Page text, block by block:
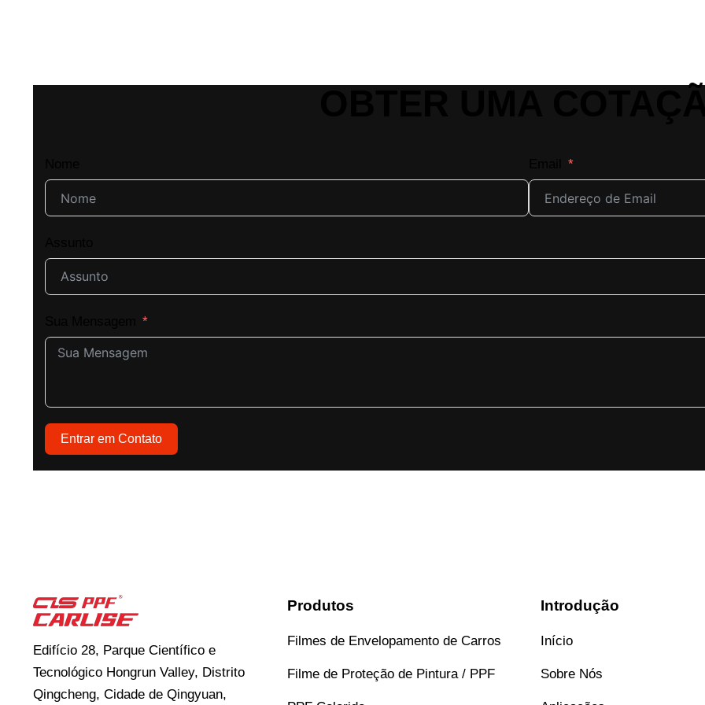
Entrar em Contato
Edifício 28, Parque Científico e
Tecnológico Hongrun Valley, Distrito
Qingcheng, Cidade de Qingyuan,
Produtos
Filmes de Envelopamento de Carros
Filme de Proteção de Pintura / PPF
Introdução
Início
Sobre Nós